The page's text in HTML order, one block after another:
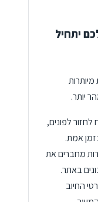
יתחיל
יותר.
לפונים,
אמת.
מחברים את
באתר.
החיוב